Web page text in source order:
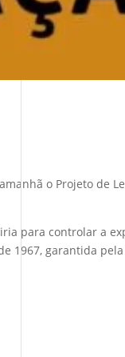
o Projeto de
para controlar a
1967, garantida